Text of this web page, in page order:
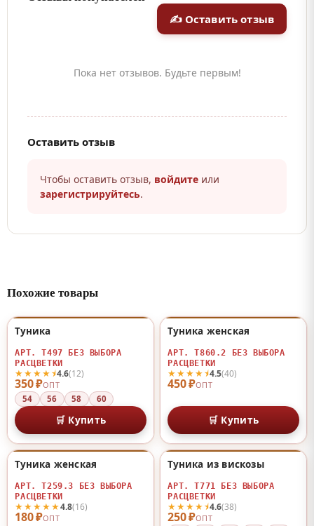
✍ Оставить отзыв
Пока нет отзывов. Будьте первым!
Оставить отзыв
Чтобы оставить отзыв, войдите или
зарегистрируйтесь.
Похожие товары
350 ₽ОПТ
★★★★⯨4.6(12)
Туника
АРТ. Т497 БЕЗ ВЫБОРА
РАСЦВЕТКИ
54 56 58 60
🛒 Купить
450 ₽ОПТ
★★★★⯨4.5(40)
Туника женская
АРТ. Т860.2 БЕЗ ВЫБОРА
РАСЦВЕТКИ
🛒 Купить
180 ₽ОПТ
★★★★★4.8(16)
Туника женская
АРТ. Т259.3 БЕЗ ВЫБОРА
РАСЦВЕТКИ
250 ₽ОПТ
★★★★⯨4.6(38)
Туника из вискозы
АРТ. Т771 БЕЗ ВЫБОРА
РАСЦВЕТКИ